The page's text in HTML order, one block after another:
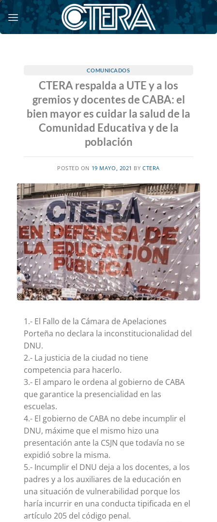
Saltar
al
contenido
COMUNICADOS
CTERA respalda a UTE y a los
gremios y docentes de CABA: el
bien mayor es cuidar la salud de la
Comunidad Educativa y de la
población
POSTED ON 19 MAYO, 2021 BYCTERA
1.- El Fallo de la Cámara de Apelaciones
Porteña no declara la inconstitucionalidad del
DNU.
2.- La justicia de la ciudad no tiene
competencia para hacerlo.
3.- El amparo le ordena al gobierno de CABA
que garantice la presencialidad en las
escuelas.
4.- El gobierno de CABA no debe incumplir el
DNU, máxime que el mismo hizo una
presentación ante la CSJN que todavía no se
expidió sobre la misma.
5.- Incumplir el DNU deja a los docentes, a los
padres y a los auxiliares de la educación en
una situación de vulnerabilidad porque los
haría incurrir en una conducta tipificada en el
artículo 205 del código penal.